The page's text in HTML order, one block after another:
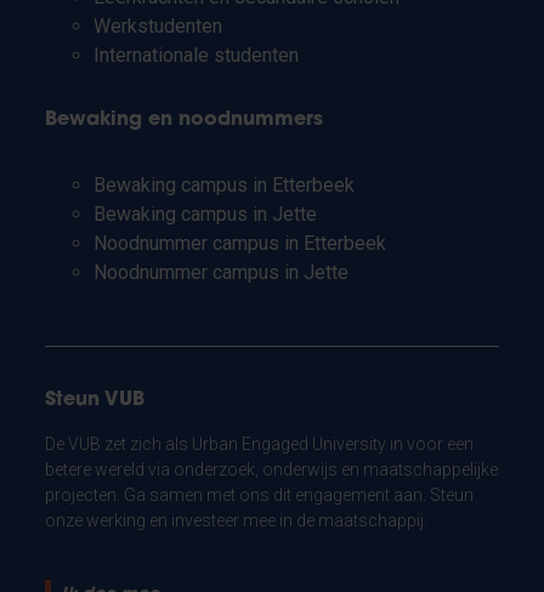
Werkstudenten
Internationale studenten
Bewaking en noodnummers
Bewaking campus in Etterbeek
Bewaking campus in Jette
Noodnummer campus in Etterbeek
Noodnummer campus in Jette
Steun VUB
De VUB zet zich als Urban Engaged University in voor een
betere wereld via onderzoek, onderwijs en maatschappelijke
projecten. Ga samen met ons dit engagement aan. Steun
onze werking en investeer mee in de maatschappij.